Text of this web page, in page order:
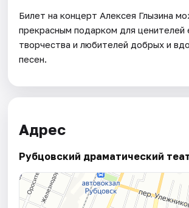
Билет на концерт Алексея Глызина
прекрасным подарком для ценителей
творчества и любителей добрых и
песен.
Адрес
Рубцовский драматический